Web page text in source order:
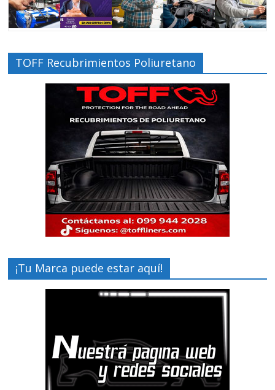
TOFF Recubrimientos Poliuretano
¡Tu Marca puede estar aquí!